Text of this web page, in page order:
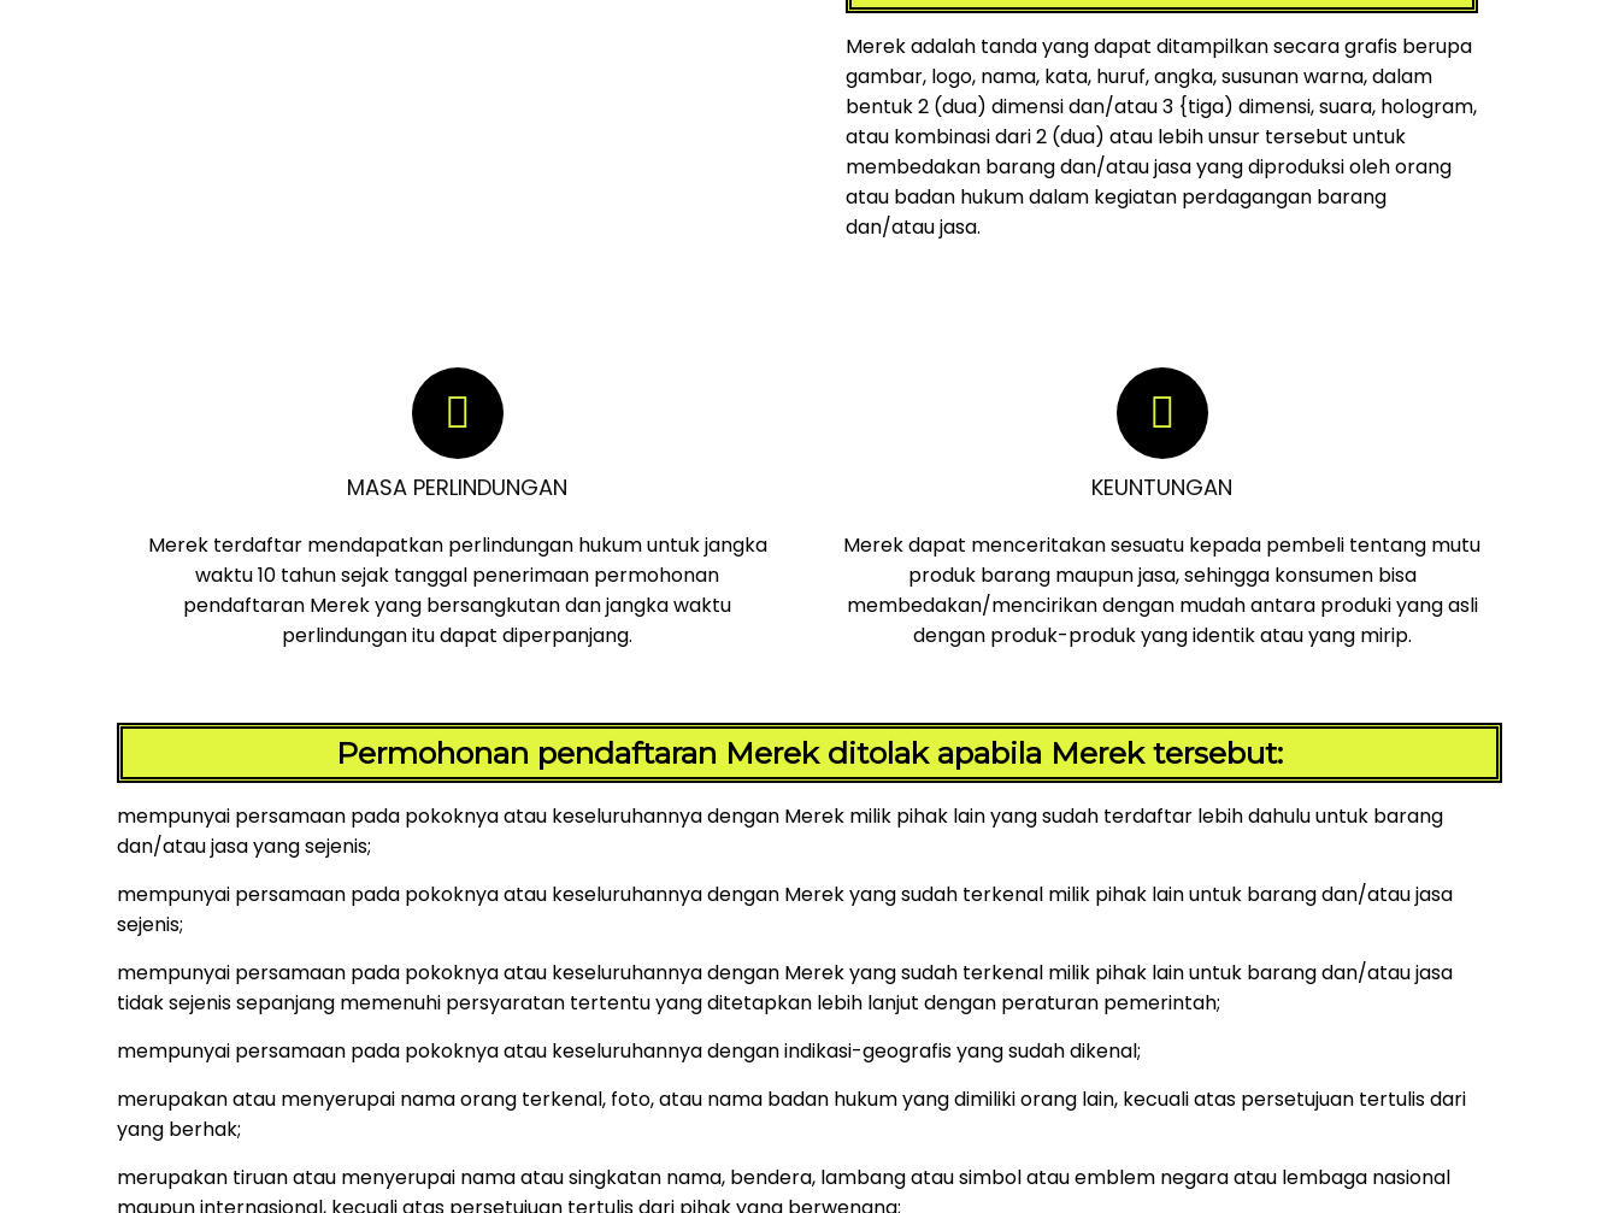
Merek adalah tanda yang dapat ditampilkan secara grafis berupa
gambar, logo, nama, kata, huruf, angka, susunan warna, dalam
bentuk 2 (dua) dimensi dan/atau 3 {tiga) dimensi, suara, hologram,
atau kombinasi dari 2 (dua) atau lebih unsur tersebut untuk
membedakan barang dan/atau jasa yang diproduksi oleh orang
atau badan hukum dalam kegiatan perdagangan barang
dan/atau jasa.
MASA PERLINDUNGAN
Merek terdaftar mendapatkan perlindungan hukum untuk jangka
waktu 10 tahun sejak tanggal penerimaan permohonan
pendaftaran Merek yang bersangkutan dan jangka waktu
perlindungan itu dapat diperpanjang.
KEUNTUNGAN
Merek dapat menceritakan sesuatu kepada pembeli tentang mutu
produk barang maupun jasa, sehingga konsumen bisa
membedakan/mencirikan dengan mudah antara produki yang asli
dengan produk-produk yang identik atau yang mirip.
Permohonan pendaftaran Merek ditolak apabila Merek tersebut:
mempunyai persamaan pada pokoknya atau keseluruhannya dengan Merek milik pihak lain yang sudah terdaftar lebih dahulu untuk barang
dan/atau jasa yang sejenis;
mempunyai persamaan pada pokoknya atau keseluruhannya dengan Merek yang sudah terkenal milik pihak lain untuk barang dan/atau jasa
sejenis;
mempunyai persamaan pada pokoknya atau keseluruhannya dengan Merek yang sudah terkenal milik pihak lain untuk barang dan/atau jasa
tidak sejenis sepanjang memenuhi persyaratan tertentu yang ditetapkan lebih lanjut dengan peraturan pemerintah;
mempunyai persamaan pada pokoknya atau keseluruhannya dengan indikasi-geografis yang sudah dikenal;
merupakan atau menyerupai nama orang terkenal, foto, atau nama badan hukum yang dimiliki orang lain, kecuali atas persetujuan tertulis dari
yang berhak;
merupakan tiruan atau menyerupai nama atau singkatan nama, bendera, lambang atau simbol atau emblem negara atau lembaga nasional